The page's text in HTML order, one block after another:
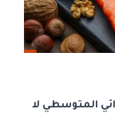
المتوسطي لا